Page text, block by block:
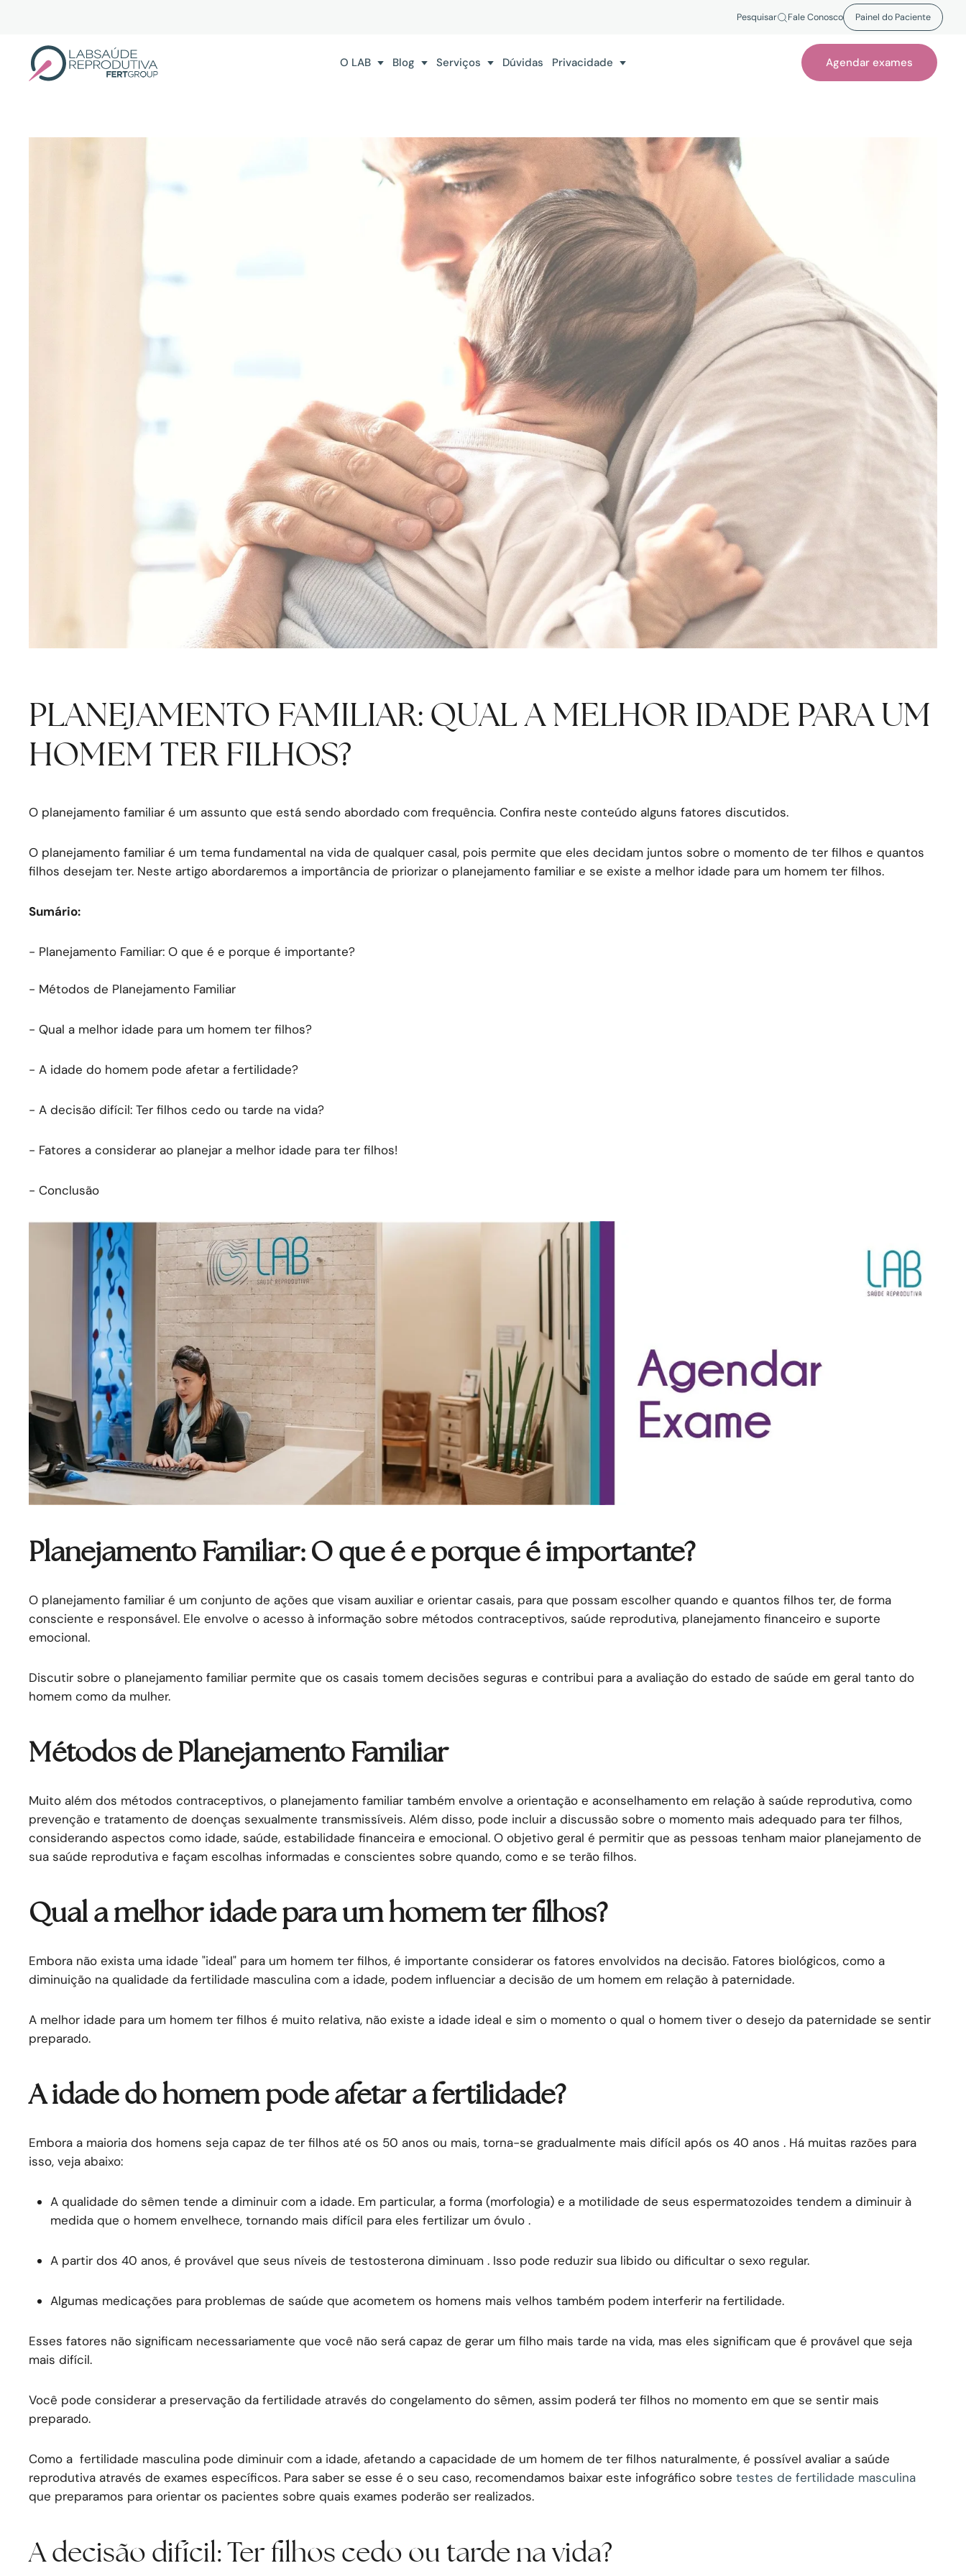
Pesquisar Fale Conosco Painel do Paciente
O LAB Blog Serviços Dúvidas Privacidade Agendar exames
PLANEJAMENTO FAMILIAR: QUAL A MELHOR IDADE PARA UM
HOMEM TER FILHOS?
O planejamento familiar é um assunto que está sendo abordado com frequência. Confira neste conteúdo alguns fatores discutidos.
O planejamento familiar é um tema fundamental na vida de qualquer casal, pois permite que eles decidam juntos sobre o momento de ter filhos e quantos
filhos desejam ter. Neste artigo abordaremos a importância de priorizar o planejamento familiar e se existe a melhor idade para um homem ter filhos.
Sumário:
- Planejamento Familiar: O que é e porque é importante?
- Métodos de Planejamento Familiar
- Qual a melhor idade para um homem ter filhos?
- A idade do homem pode afetar a fertilidade?
- A decisão difícil: Ter filhos cedo ou tarde na vida?
- Fatores a considerar ao planejar a melhor idade para ter filhos!
- Conclusão
Planejamento Familiar: O que é e porque é importante?
O planejamento familiar é um conjunto de ações que visam auxiliar e orientar casais, para que possam escolher quando e quantos filhos ter, de forma
consciente e responsável. Ele envolve o acesso à informação sobre métodos contraceptivos, saúde reprodutiva, planejamento financeiro e suporte
emocional.
Discutir sobre o planejamento familiar permite que os casais tomem decisões seguras e contribui para a avaliação do estado de saúde em geral tanto do
homem como da mulher.
Métodos de Planejamento Familiar
Muito além dos métodos contraceptivos, o planejamento familiar também envolve a orientação e aconselhamento em relação à saúde reprodutiva, como
prevenção e tratamento de doenças sexualmente transmissíveis. Além disso, pode incluir a discussão sobre o momento mais adequado para ter filhos,
considerando aspectos como idade, saúde, estabilidade financeira e emocional. O objetivo geral é permitir que as pessoas tenham maior planejamento de
sua saúde reprodutiva e façam escolhas informadas e conscientes sobre quando, como e se terão filhos.
Qual a melhor idade para um homem ter filhos?
Embora não exista uma idade "ideal" para um homem ter filhos, é importante considerar os fatores envolvidos na decisão. Fatores biológicos, como a
diminuição na qualidade da fertilidade masculina com a idade, podem influenciar a decisão de um homem em relação à paternidade.
A melhor idade para um homem ter filhos é muito relativa, não existe a idade ideal e sim o momento o qual o homem tiver o desejo da paternidade se sentir
preparado.
A idade do homem pode afetar a fertilidade?
Embora a maioria dos homens seja capaz de ter filhos até os 50 anos ou mais, torna-se gradualmente mais difícil após os 40 anos . Há muitas razões para
isso, veja abaixo:
A qualidade do sêmen tende a diminuir com a idade. Em particular, a forma (morfologia) e a motilidade de seus espermatozoides tendem a diminuir à
medida que o homem envelhece, tornando mais difícil para eles fertilizar um óvulo .
A partir dos 40 anos, é provável que seus níveis de testosterona diminuam . Isso pode reduzir sua libido ou dificultar o sexo regular.
Algumas medicações para problemas de saúde que acometem os homens mais velhos também podem interferir na fertilidade.
Esses fatores não significam necessariamente que você não será capaz de gerar um filho mais tarde na vida, mas eles significam que é provável que seja
mais difícil.
Você pode considerar a preservação da fertilidade através do congelamento do sêmen, assim poderá ter filhos no momento em que se sentir mais
preparado.
Como a fertilidade masculina pode diminuir com a idade, afetando a capacidade de um homem de ter filhos naturalmente, é possível avaliar a saúde
reprodutiva através de exames específicos. Para saber se esse é o seu caso, recomendamos baixar este infográfico sobre testes de fertilidade masculina
que preparamos para orientar os pacientes sobre quais exames poderão ser realizados.
A decisão difícil: Ter filhos cedo ou tarde na vida?